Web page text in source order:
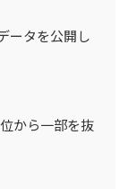
ータを公開し
から一部を抜